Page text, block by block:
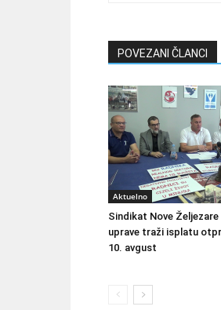
POVEZANI ČLANCI
Aktuelno
Sindikat Nove Željezare
uprave traži isplatu
10. avgust